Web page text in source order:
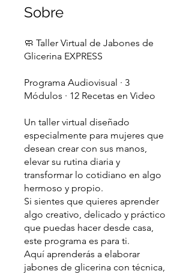
Sobre
🧼 Taller Virtual de Jabones de
Glicerina EXPRESS
Programa Audiovisual · 3
Módulos · 12 Recetas en Video
Un taller virtual diseñado
especialmente para mujeres que
desean crear con sus manos,
elevar su rutina diaria y
transformar lo cotidiano en algo
hermoso y propio.
Si sientes que quieres aprender
algo creativo, delicado y práctico
que puedas hacer desde casa,
este programa es para ti.
Aquí aprenderás a elaborar
jabones de glicerina con técnica,